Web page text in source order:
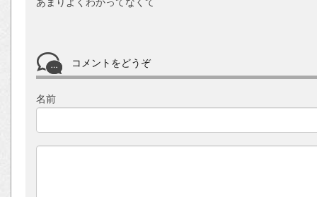
コメントをどうぞ
名前